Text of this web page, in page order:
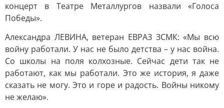
концерт в Театре Металлургов назвали «Голоса
Победы».
Александра ЛЕВИНА, ветеран ЕВРАЗ ЗСМК: «Мы всю
войну работали. У нас не было детства – у нас война.
Со школы на поля колхозные. Сейчас дети так не
работают, как мы работали. Это же история, я даже
сказать не могу. Это и горе и радость. Войны никому
не желаю».